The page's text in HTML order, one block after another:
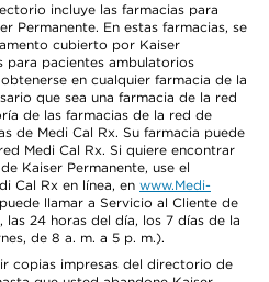
incluye las farmacias para
Permanente. En estas farmacias, se
cubierto por Kaiser
para pacientes ambulatorios
en cualquier farmacia de la
que sea una farmacia de la red
de las farmacias de la red de
de Medi Cal Rx. Su farmacia puede
Medi Cal Rx. Si quiere encontrar
Kaiser Permanente, use el
Cal Rx en línea, en www.Medi-
llamar a Servicio al Cliente de
las 24 horas del día, los 7 días de la
de 8 a. m. a 5 p. m.).
copias impresas del directorio de